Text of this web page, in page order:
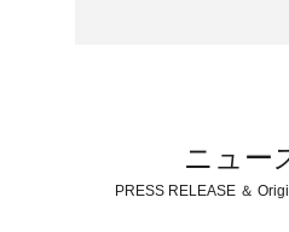
ニュー
PRESS RELEASE ＆